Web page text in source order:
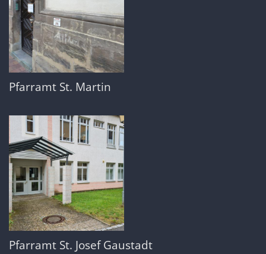
Pfarramt St. Martin
Pfarramt St. Josef Gaustadt